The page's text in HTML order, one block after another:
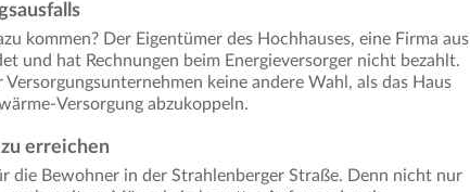
kommen? Der Eigentümer des Hochhauses, eine Firma aus
und hat Rechnungen beim Energieversorger nicht bezahlt.
keine andere Wahl, als das Haus
Versorgung abzukoppeln.
erreichen
die Bewohner in der Strahlenberger Straße. Denn nicht nur